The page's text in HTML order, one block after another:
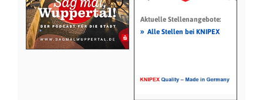
Aktuelle Stellenangebote:
» Alle Stellen bei KNIPEX